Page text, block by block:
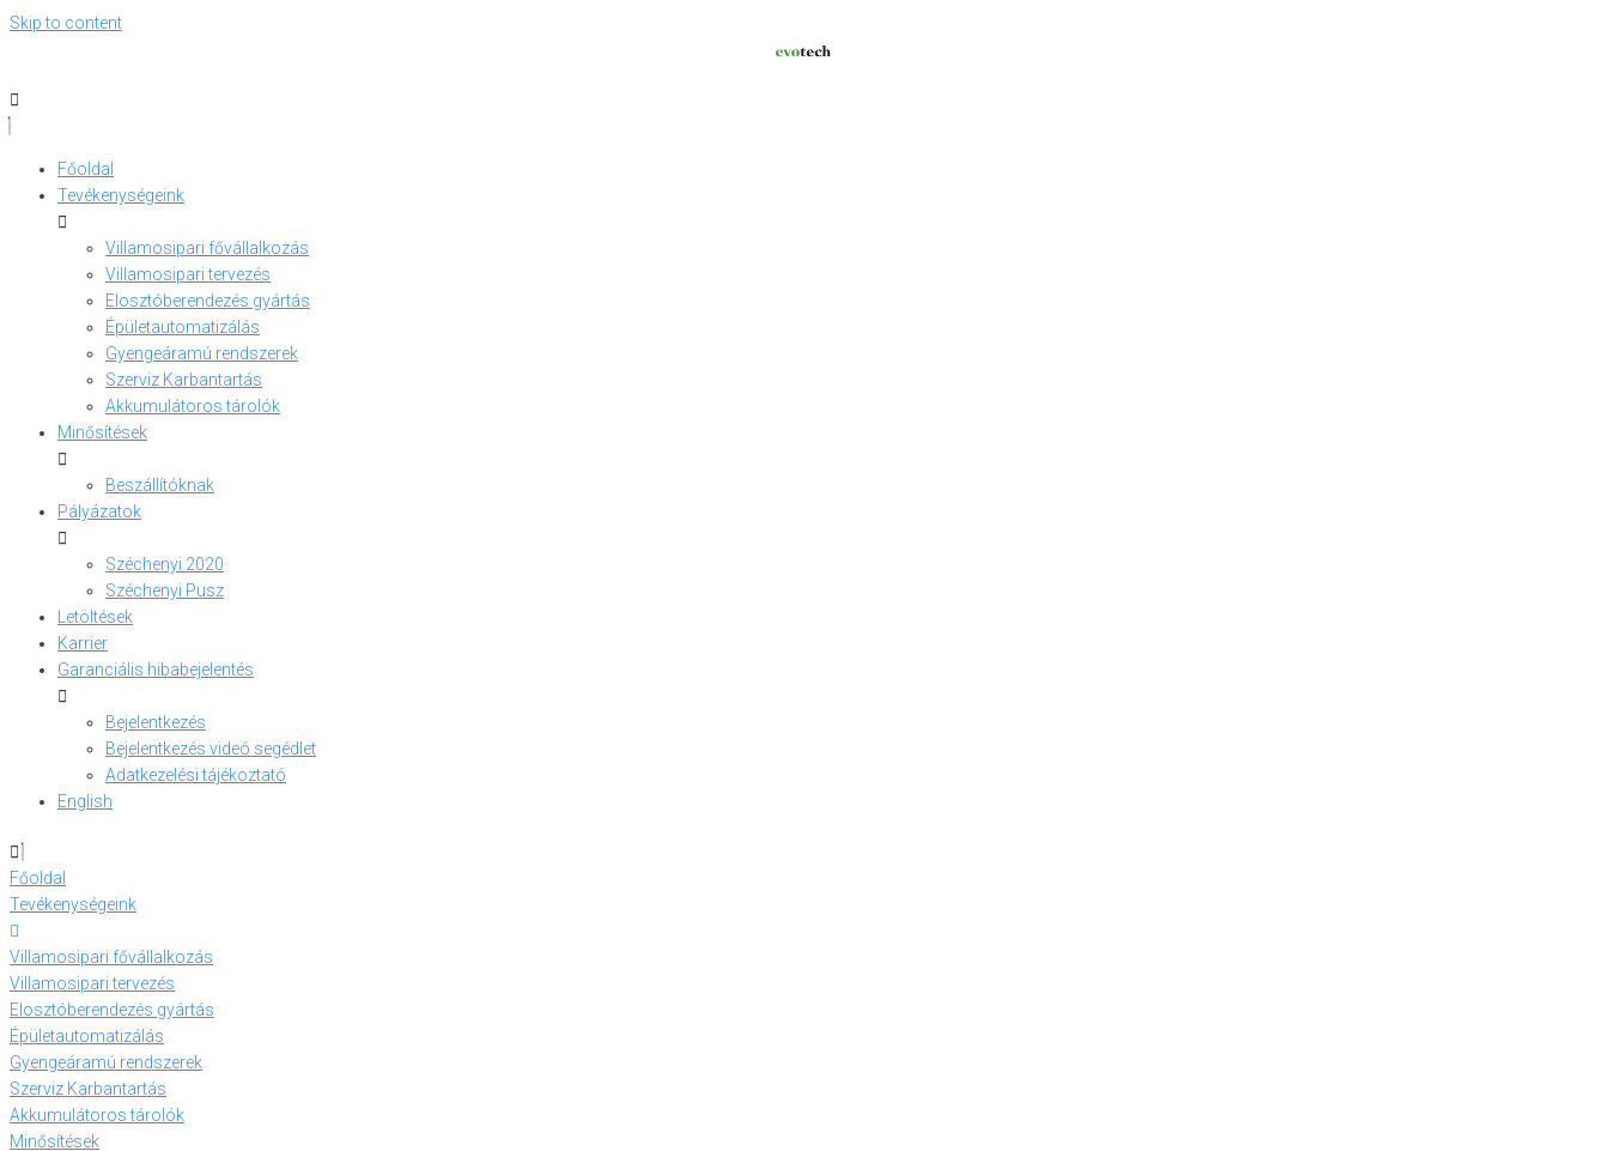
Skip to content
Főoldal
Tevékenységeink
Villamosipari fővállalkozás
Villamosipari tervezés
Elosztóberendezés gyártás
Épületautomatizálás
Gyengeáramú rendszerek
Szerviz Karbantartás
Akkumulátoros tárolók
Minősítések
Beszállítóknak
Pályázatok
Széchenyi 2020
Széchenyi Pusz
Letöltések
Karrier
Garanciális hibabejelentés
Bejelentkezés
Bejelentkezés videó segédlet
Adatkezelési tájékoztató
English
Főoldal
Tevékenységeink
Villamosipari fővállalkozás
Villamosipari tervezés
Elosztóberendezés gyártás
Épületautomatizálás
Gyengeáramú rendszerek
Szerviz Karbantartás
Akkumulátoros tárolók
Minősítések